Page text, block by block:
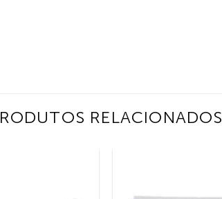
RELACIONADOS